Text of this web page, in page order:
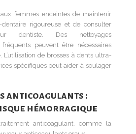
femmes enceintes de maintenir
rigoureuse et de consulter
dentiste. Des nettoyages
peuvent être nécessaires
de brosses à dents ultra-
spécifiques peut aider à soulager
anticoagulants :
hémorragique
anticoagulant, comme la